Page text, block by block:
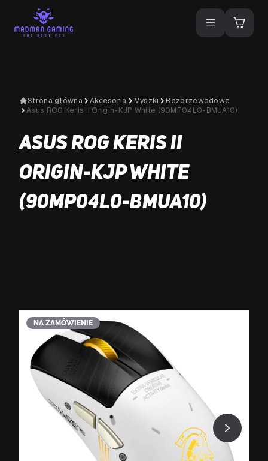
Strona główna Akcesoria Myszki
Bezprzewodowe
Asus ROG Keris II Origin-KJP White (90MP04L0-BMUA10)
Asus ROG Keris II
Origin-KJP White
(90MP04L0-BMUA10)
NA ZAMÓWIENIE